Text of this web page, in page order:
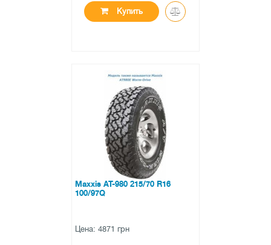
Купить
нет в наличии
0 отзывов
Maxxis AT-980 215/70 R16
100/97Q
Цена: 4871 грн